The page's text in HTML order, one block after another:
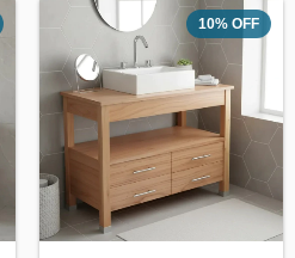
10% OFF